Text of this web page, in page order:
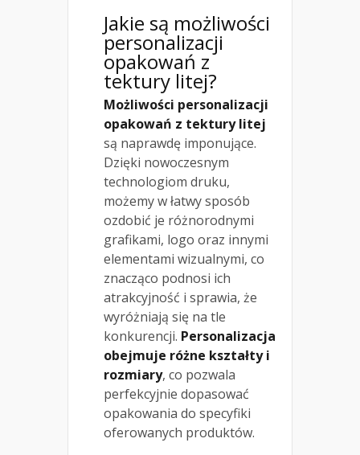
Jakie są możliwości
personalizacji
opakowań z
tektury litej?
Możliwości personalizacji
opakowań z tektury litej
są naprawdę imponujące.
Dzięki nowoczesnym
technologiom druku,
możemy w łatwy sposób
ozdobić je różnorodnymi
grafikami, logo oraz innymi
elementami wizualnymi, co
znacząco podnosi ich
atrakcyjność i sprawia, że
wyróżniają się na tle
konkurencji. Personalizacja
obejmuje różne kształty i
rozmiary, co pozwala
perfekcyjnie dopasować
opakowania do specyfiki
oferowanych produktów.